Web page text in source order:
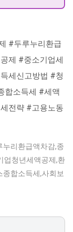
#두루누리환급
제 #중소기업세
세신고방법 #청
합소득세 #세액
전략 #고용노동
누리환급액차감,종
업청년세액공제,환
합소득세,사회보